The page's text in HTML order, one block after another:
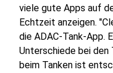
viele gute Apps auf
Echtzeit anzeigen.
die ADAC-Tank-App.
Unterschiede bei den
beim Tanken ist